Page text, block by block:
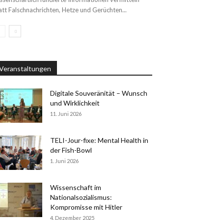
Falschnachrichten, Hetze und Gerüchten...
Digitale Souveränität – Wunsch
und Wirklichkeit
11. Juni 2026
TELI-Jour-fixe: Mental Health in
der Fish-Bowl
1. Juni 2026
Wissenschaft im
Nationalsozialismus:
Kompromisse mit Hitler
4. Dezember 2025